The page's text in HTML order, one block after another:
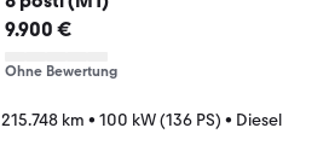
9.900 €
Ohne Bewertung
215.748 km • 100 kW (136 PS) • Diesel